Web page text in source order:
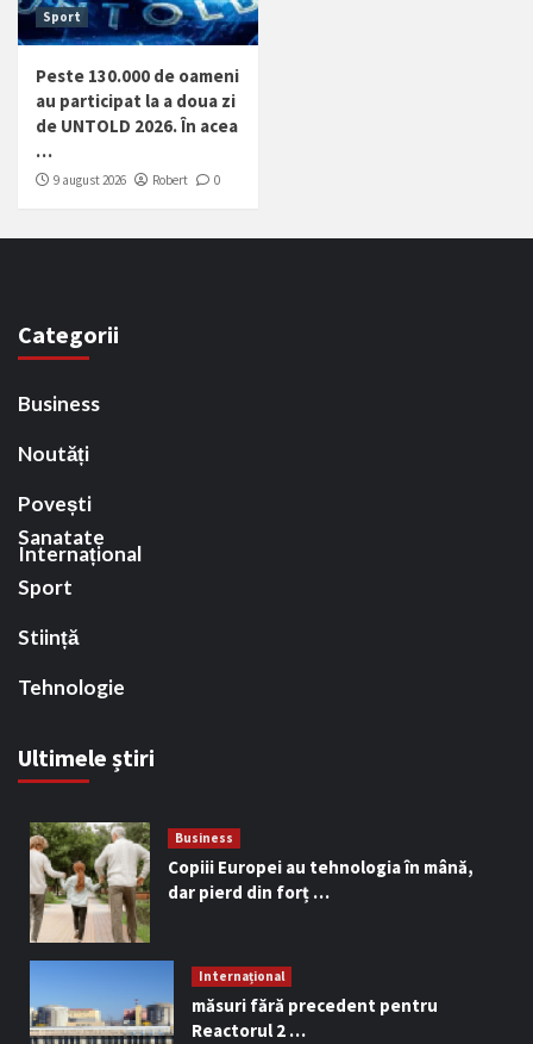
Sport
Peste 130.000 de oameni
au participat la a doua zi
de UNTOLD 2026. În acea
…
9 august 2026 Robert 0
Categorii
Business
Noutăți
Povești
Internațional
Sanatate
Sport
Stiință
Tehnologie
Ultimele știri
Business
Copiii Europei au tehnologia în mână,
dar pierd din forț …
Internațional
măsuri fără precedent pentru
Reactorul 2 …